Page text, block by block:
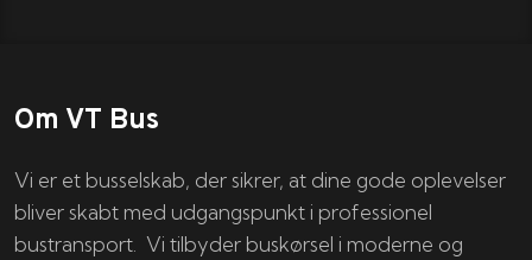
Om VT Bus
Vi er et busselskab, der sikrer, at dine gode oplevelser
bliver skabt med udgangspunkt i professionel
bustransport. Vi tilbyder buskørsel i moderne og